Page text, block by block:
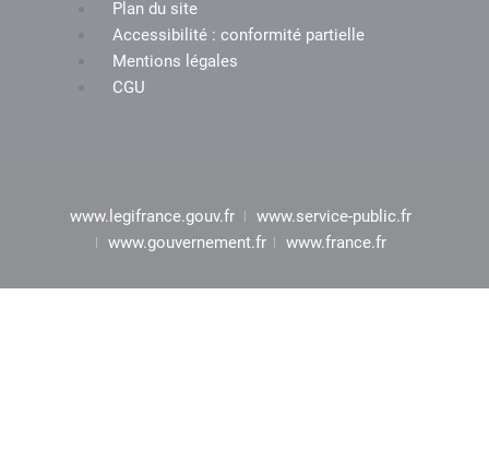
Plan du site
Accessibilité : conformité partielle
Mentions légales
CGU
www.legifrance.gouv.fr
www.service-public.fr
www.gouvernement.fr
www.france.fr